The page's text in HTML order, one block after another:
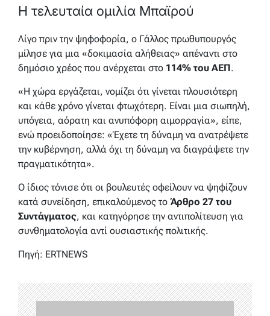
Η τελευταία ομιλία Μπαϊρού
Λίγο πριν την ψηφοφορία, ο Γάλλος πρωθυπουργός
μίλησε για μια «δοκιμασία αλήθειας» απέναντι στο
δημόσιο χρέος που ανέρχεται στο 114% του ΑΕΠ.
«Η χώρα εργάζεται, νομίζει ότι γίνεται πλουσιότερη
και κάθε χρόνο γίνεται φτωχότερη. Είναι μια σιωπηλή,
υπόγεια, αόρατη και ανυπόφορη αιμορραγία», είπε,
ενώ προειδοποίησε: «Έχετε τη δύναμη να ανατρέψετε
την κυβέρνηση, αλλά όχι τη δύναμη να διαγράψετε την
πραγματικότητα».
Ο ίδιος τόνισε ότι οι βουλευτές οφείλουν να ψηφίζουν
κατά συνείδηση, επικαλούμενος το Άρθρο 27 του
Συντάγματος, και κατηγόρησε την αντιπολίτευση για
συνθηματολογία αντί ουσιαστικής πολιτικής.
Πηγή: ERTNEWS